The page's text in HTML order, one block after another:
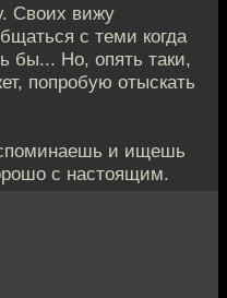
Своих вижу
с теми когда
бы... Но, опять таки,
попробую отыскать
и ищешь
с настоящим.